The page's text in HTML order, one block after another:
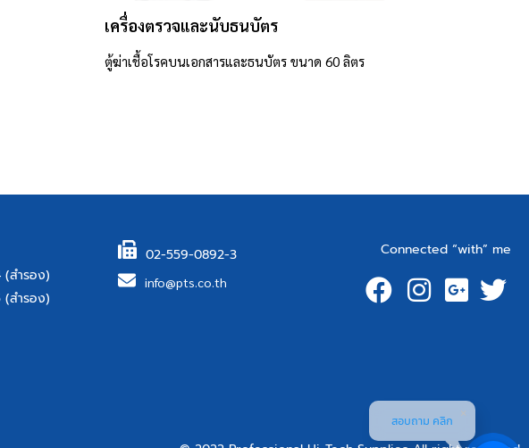
เครื่องตรวจและนับธนบัตร
ตู้ฆ่าเชื้อโรคบนเอกสารและธนบัตร ขนาด 60 ลิตร
(สำรอง)
(สำรอง)
02-559-0892-3
info@pts.co.th
Connected “with” me
สอบถาม คลิก